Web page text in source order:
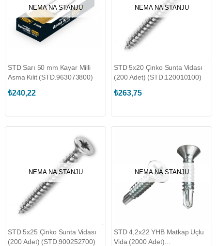
NEMA NA STANJU
STD Sarı 50 mm Kayar Milli
Asma Kilit (STD.963073800)
₺240,22
NEMA NA STANJU
STD 5x20 Çinko Sunta Vidası
(200 Adet) (STD.120010100)
₺263,75
NEMA NA STANJU
STD 5x25 Çinko Sunta Vidası
(200 Adet) (STD.900252700)
NEMA NA STANJU
STD 4,2x22 YHB Matkap Uçlu
Vida (2000 Adet)